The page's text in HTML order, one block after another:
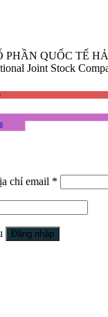
PHẦN QUỐC TẾ
Joint Stock
chỉ email *
Đăng nhập